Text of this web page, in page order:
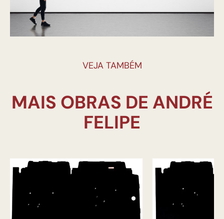
VEJA TAMBÉM
MAIS OBRAS DE ANDRÉ